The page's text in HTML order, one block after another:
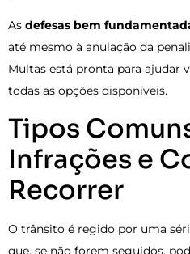
As defesas bem
até mesmo à anulação da
Multas está pronta para ajudar
todas as opções disponíveis.
Tipos
Infrações e
Recorrer
O trânsito é regido por uma
que, se não forem seguidos,